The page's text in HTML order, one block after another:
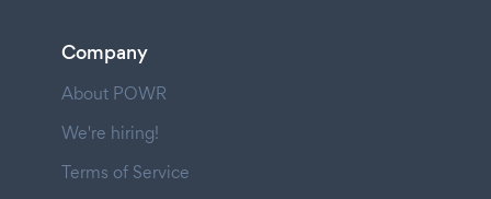
Company
About POWR
We're hiring!
Terms of Service